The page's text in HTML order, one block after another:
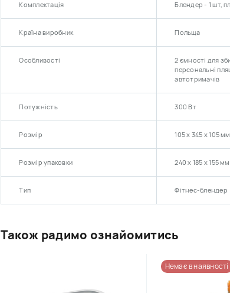
Комплектація Блендер - 1 шт,
Країна виробник Польща
Особливості
2 ємності для
персональні
автотримачів
Потужність 300 Вт
Розмір 105 х 345 х 105 мм
Розмір упаковки 240 х 185 х 155 мм
Тип Фітнес-блендер
Також радимо ознайомитись
Немає в наявності